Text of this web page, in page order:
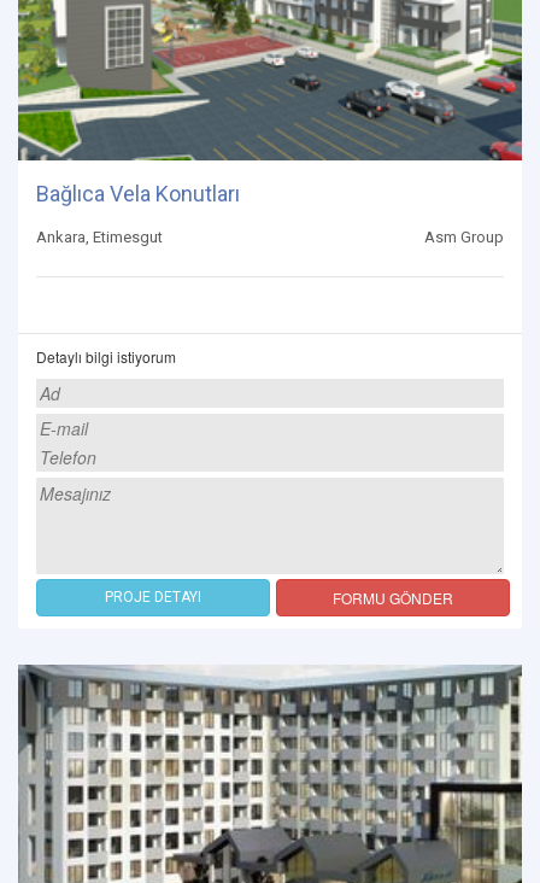
Bağlıca Vela Konutları
Ankara, Etimesgut Asm Group
Detaylı bilgi istiyorum
PROJE DETAYI FORMU GÖNDER